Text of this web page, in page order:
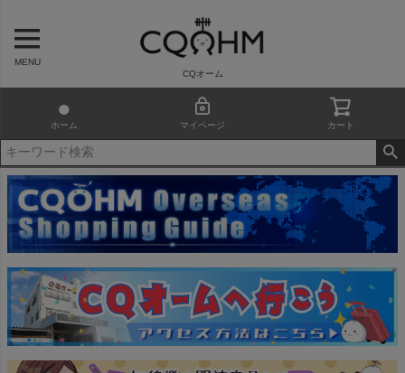
MENU
CQオーム
ホーム マイページ カート